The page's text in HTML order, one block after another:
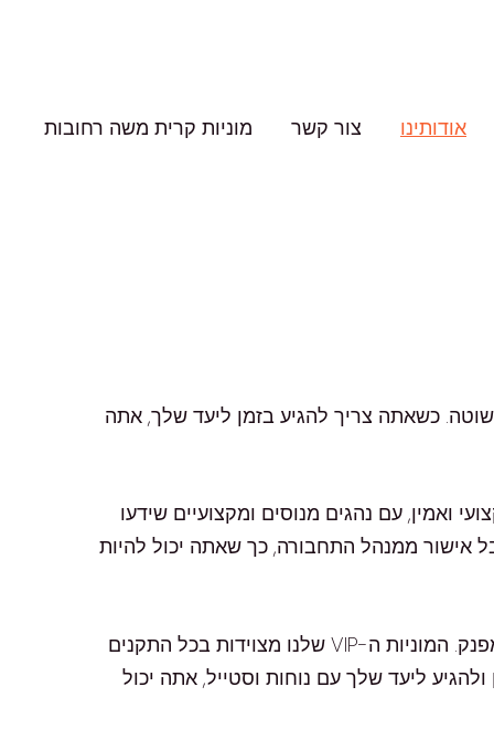
אודותינו צור קשר מוניות קרית משה רחובות
כשאתה צריך להגיע בזמן ליעד שלך, אתה
ואמין, עם נהגים מנוסים ומקצועיים שידעו
אישור ממנהל התחבורה, כך שאתה יכול להיות
אבל אנחנו לא רק מוניות רגילות. אנחנו מציעים גם שירותי מוניות VIP ללקוחות המחפשים משהו יותר מושקע ומפנק. המוניות ה-VIP שלנו מצוידות בכל התקנים
ליעד שלך עם נוחות וסטייל, אתה יכול